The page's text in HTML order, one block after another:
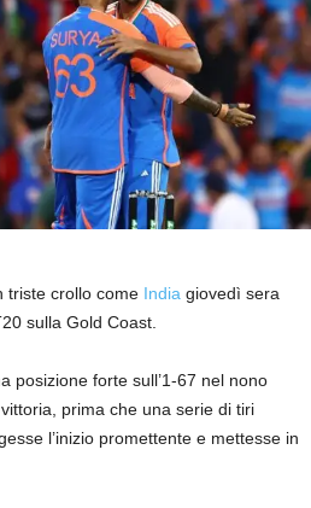
triste crollo come India giovedì sera
sulla Gold Coast.
posizione forte sull’1-67 nel nono
prima che una serie di tiri
l’inizio promettente e mettesse in